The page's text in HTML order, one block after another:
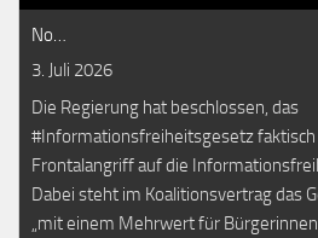
No…
3. Juli 2026
Die Regierung hat beschlossen, das
#Informationsfreiheitsgesetz
Frontalangriff auf die
Dabei steht im Koalitionsvertrag das
„mit einem Mehrwert für